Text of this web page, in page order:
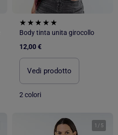
Body tinta unita girocollo
12,00 €
Vedi prodotto
2 colori
1 / 5